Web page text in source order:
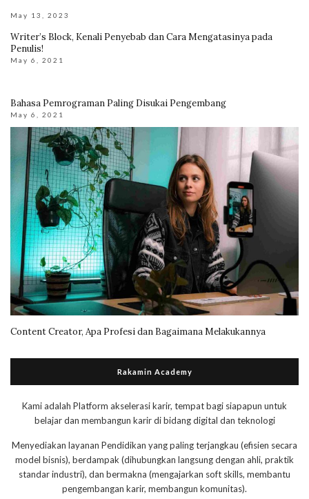
May 13, 2023
Writer’s Block, Kenali Penyebab dan Cara Mengatasinya pada
Penulis!
May 6, 2021
Bahasa Pemrograman Paling Disukai Pengembang
May 6, 2021
Content Creator, Apa Profesi dan Bagaimana Melakukannya
Rakamin Academy
Kami adalah Platform akselerasi karir, tempat bagi siapapun untuk
belajar dan membangun karir di bidang digital dan teknologi
Menyediakan layanan Pendidikan yang paling terjangkau (efisien secara
model bisnis), berdampak (dihubungkan langsung dengan ahli, praktik
standar industri), dan bermakna (mengajarkan soft skills, membantu
pengembangan karir, membangun komunitas).